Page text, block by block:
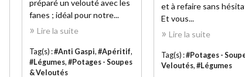
préparé un velouté avec les
fanes ; idéal pour notre...
Lire la suite
Tag(s) :#Anti Gaspi, #Apéritif,
#Légumes, #Potages - Soupes
& Veloutés
et à refaire sans
Et vous...
Lire la suite
Tag(s) :#Potages -
Veloutés, #Légumes